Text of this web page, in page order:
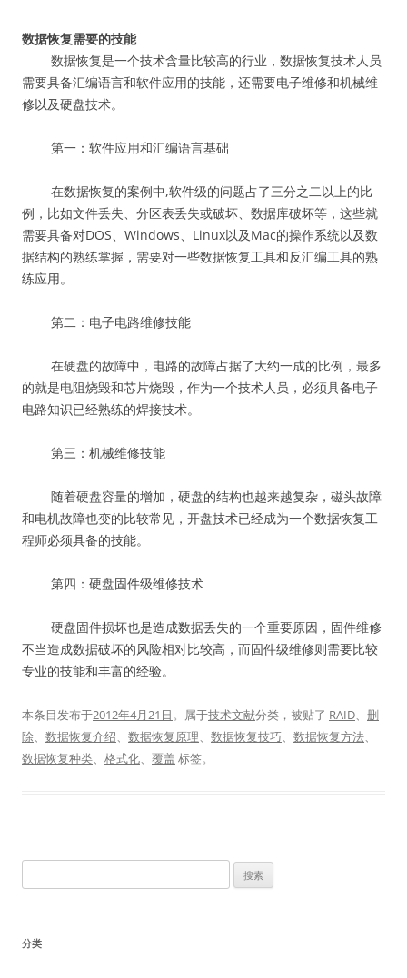
数据恢复需要的技能
数据恢复是一个技术含量比较高的行业，数据恢复技术人员
需要具备汇编语言和软件应用的技能，还需要电子维修和机械维
修以及硬盘技术。
第一：软件应用和汇编语言基础
在数据恢复的案例中,软件级的问题占了三分之二以上的比
例，比如文件丢失、分区表丢失或破坏、数据库破坏等，这些就
需要具备对DOS、Windows、Linux以及Mac的操作系统以及数
据结构的熟练掌握，需要对一些数据恢复工具和反汇编工具的熟
练应用。
第二：电子电路维修技能
在硬盘的故障中，电路的故障占据了大约一成的比例，最多
的就是电阻烧毁和芯片烧毁，作为一个技术人员，必须具备电子
电路知识已经熟练的焊接技术。
第三：机械维修技能
随着硬盘容量的增加，硬盘的结构也越来越复杂，磁头故障
和电机故障也变的比较常见，开盘技术已经成为一个数据恢复工
程师必须具备的技能。
第四：硬盘固件级维修技术
硬盘固件损坏也是造成数据丢失的一个重要原因，固件维修
不当造成数据破坏的风险相对比较高，而固件级维修则需要比较
专业的技能和丰富的经验。
本条目发布于2012年4月21日。属于技术文献分类，被贴了 RAID、 删
除、 数据恢复介绍、 数据恢复原理、 数据恢复技巧、 数据恢复方法、
数据恢复种类、 格式化、 覆盖 标签。
索：
分类